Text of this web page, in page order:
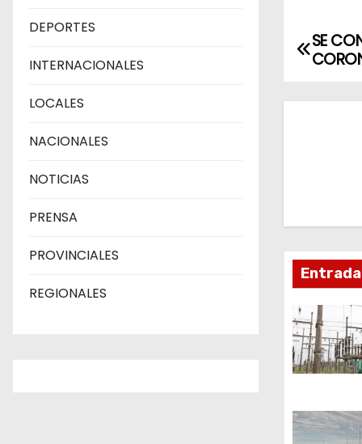
DEPORTES
INTERNACIONALES
LOCALES
NACIONALES
NOTICIAS
PRENSA
PROVINCIALES
REGIONALES
N
c
i
ó
n
e
SE